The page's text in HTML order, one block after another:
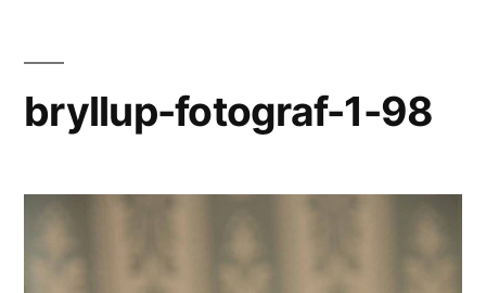
bryllup-fotograf-1-98